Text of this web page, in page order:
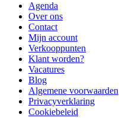
Agenda
Over ons
Contact
Mijn account
Verkooppunten
Klant worden?
Vacatures
Blog
Algemene voorwaarden
Privacyverklaring
Cookiebeleid